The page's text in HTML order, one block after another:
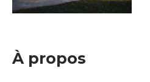
À propos